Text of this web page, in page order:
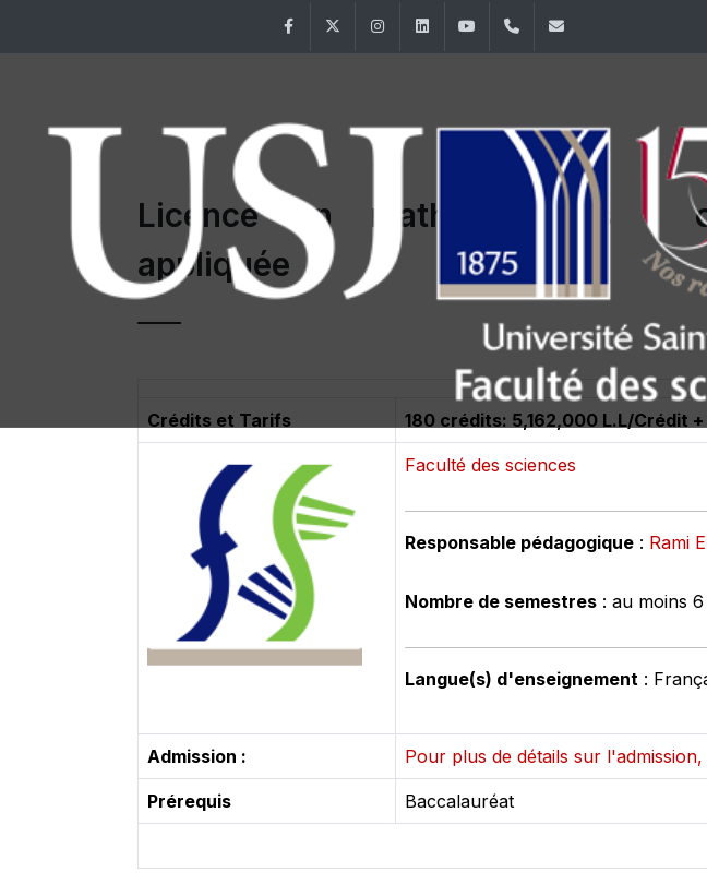
FacebookTwitter InstagramLinkedInYouTube+961 (1) 421 586
Licence en mathématiques :
appliquée
Crédits et Tarifs 180 crédits: 5,162,000 L.L/Crédit +
Faculté des sciences
Responsable pédagogique : Rami
Nombre de semestres : au moins
Langue(s) d'enseignement :
Admission : Pour plus de détails sur
Prérequis Baccalauréat